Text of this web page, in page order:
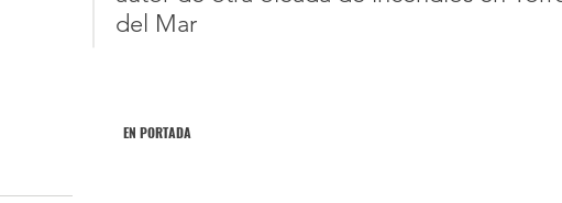
del Mar
EN PORTADA